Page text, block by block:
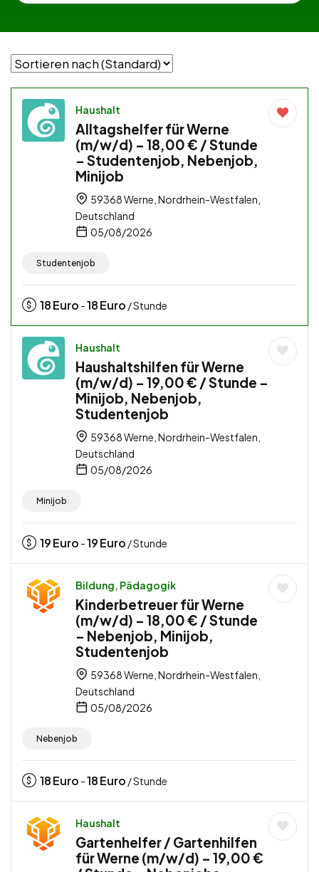
Haushalt
Alltagshelfer für Werne
(m/w/d) – 18,00 € / Stunde
– Studentenjob, Nebenjob,
Minijob
59368 Werne, Nordrhein-Westfalen,
Deutschland
05/08/2026
Studentenjob
18Euro -18Euro / Stunde
Haushalt
Haushaltshilfen für Werne
(m/w/d) – 19,00 € / Stunde –
Minijob, Nebenjob,
Studentenjob
59368 Werne, Nordrhein-Westfalen,
Deutschland
05/08/2026
Minijob
19Euro -19Euro / Stunde
Bildung, Pädagogik
Kinderbetreuer für Werne
(m/w/d) – 18,00 € / Stunde
– Nebenjob, Minijob,
Studentenjob
59368 Werne, Nordrhein-Westfalen,
Deutschland
05/08/2026
Nebenjob
18Euro -18Euro / Stunde
Haushalt
Gartenhelfer / Gartenhilfen
für Werne (m/w/d) – 19,00 €